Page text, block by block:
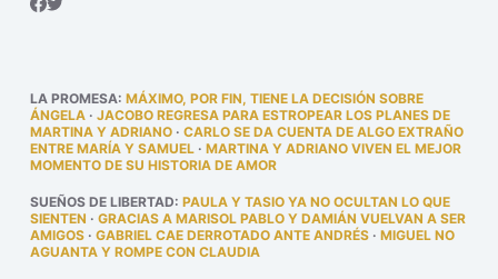
LA PROMESA: MÁXIMO, POR FIN, TIENE LA DECISIÓN SOBRE
ÁNGELA· JACOBO REGRESA PARA ESTROPEAR LOS PLANES DE
MARTINA Y ADRIANO· CARLO SE DA CUENTA DE ALGO EXTRAÑO
ENTRE MARÍA Y SAMUEL· MARTINA Y ADRIANO VIVEN EL MEJOR
MOMENTO DE SU HISTORIA DE AMOR
SUEÑOS DE LIBERTAD: PAULA Y TASIO YA NO OCULTAN LO QUE
SIENTEN · GRACIAS A MARISOL PABLO Y DAMIÁN VUELVAN A SER
AMIGOS· GABRIEL CAE DERROTADO ANTE ANDRÉS· MIGUEL NO
AGUANTA Y ROMPE CON CLAUDIA